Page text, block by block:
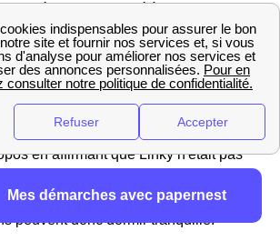
l'année, si ce n'est déjà fait.
?
d'Enedis a été vivement
pointant du doigt les ondes négatives
pourrait émettre. Le distributeur a tenu
en affirmant que Linky n'était pas
système de propagation d'ondes.
peuvent donc dormir tranquille.
Mes démarches avec papernest